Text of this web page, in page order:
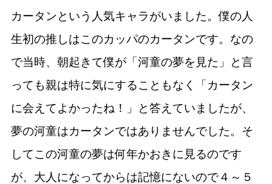
カータンという人気キャラがいました。僕の人
生初の推しはこのカッパのカータンです。なの
で当時、朝起きて僕が「河童の夢を見た」と言
っても親は特に気にすることもなく「カータン
に会えてよかったね！」と答えていましたが、
夢の河童はカータンではありませんでした。そ
してこの河童の夢は何年かおきに見るのです
が、大人になってからは記憶にないので４～５